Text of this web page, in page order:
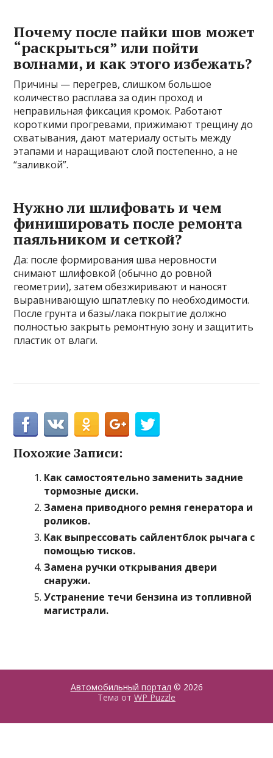
Почему после пайки шов может
“раскрыться” или пойти
волнами, и как этого избежать?
Причины — перегрев, слишком большое
количество расплава за один проход и
неправильная фиксация кромок. Работают
короткими прогревами, прижимают трещину до
схватывания, дают материалу остыть между
этапами и наращивают слой постепенно, а не
“заливкой”.
Нужно ли шлифовать и чем
финишировать после ремонта
паяльником и сеткой?
Да: после формирования шва неровности
снимают шлифовкой (обычно до ровной
геометрии), затем обезжиривают и наносят
выравнивающую шпатлевку по необходимости.
После грунта и базы/лака покрытие должно
полностью закрыть ремонтную зону и защитить
пластик от влаги.
Похожие Записи:
Как самостоятельно заменить задние
тормозные диски.
Замена приводного ремня генератора и
роликов.
Как выпрессовать сайлентблок рычага с
помощью тисков.
Замена ручки открывания двери
снаружи.
Устранение течи бензина из топливной
магистрали.
Автомобильный портал © 2026
Тема от WP Puzzle